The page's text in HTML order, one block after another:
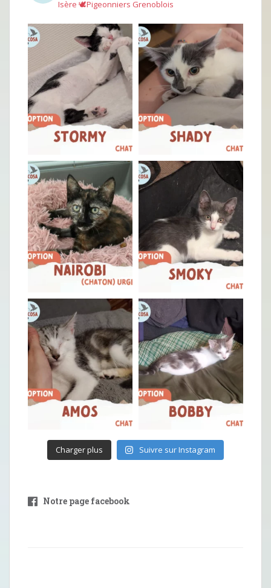
Isère 🕊︎Pigeonniers Grenoblois
Charger plus Suivre sur Instagram
Notre page facebook